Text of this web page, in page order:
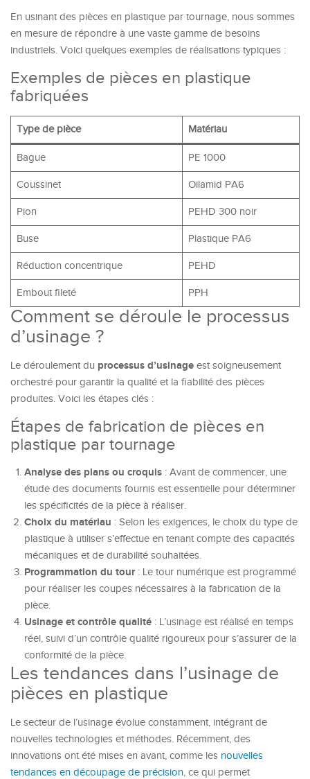
En usinant des pièces en plastique par tournage, nous sommes
en mesure de répondre à une vaste gamme de besoins
industriels. Voici quelques exemples de réalisations typiques :
Exemples de pièces en plastique
fabriquées
Type de pièce Matériau
Bague PE 1000
Coussinet Oilamid PA6
Pion PEHD 300 noir
Buse Plastique PA6
Réduction concentrique PEHD
Embout fileté PPH
Comment se déroule le processus
d’usinage ?
Le déroulement du processus d’usinage est soigneusement
orchestré pour garantir la qualité et la fiabilité des pièces
produites. Voici les étapes clés :
Étapes de fabrication de pièces en
plastique par tournage
Analyse des plans ou croquis : Avant de commencer, une
étude des documents fournis est essentielle pour déterminer
les spécificités de la pièce à réaliser.
Choix du matériau : Selon les exigences, le choix du type de
plastique à utiliser s’effectue en tenant compte des capacités
mécaniques et de durabilité souhaitées.
Programmation du tour: Le tour numérique est programmé
pour réaliser les coupes nécessaires à la fabrication de la
pièce.
Usinage et contrôle qualité : L’usinage est réalisé en temps
réel, suivi d’un contrôle qualité rigoureux pour s’assurer de la
conformité de la pièce.
Les tendances dans l’usinage de
pièces en plastique
Le secteur de l’usinage évolue constamment, intégrant de
nouvelles technologies et méthodes. Récemment, des
innovations ont été mises en avant, comme les nouvelles
tendances en découpage de précision, ce qui permet